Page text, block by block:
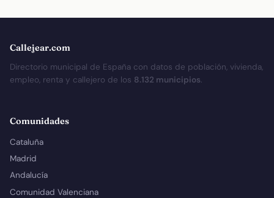
Callejear.com
Directorio municipal de España con datos de población, vivienda,
empleo, renta y callejero de los 8.132 municipios.
Comunidades
Cataluña
Madrid
Andalucía
Comunidad Valenciana